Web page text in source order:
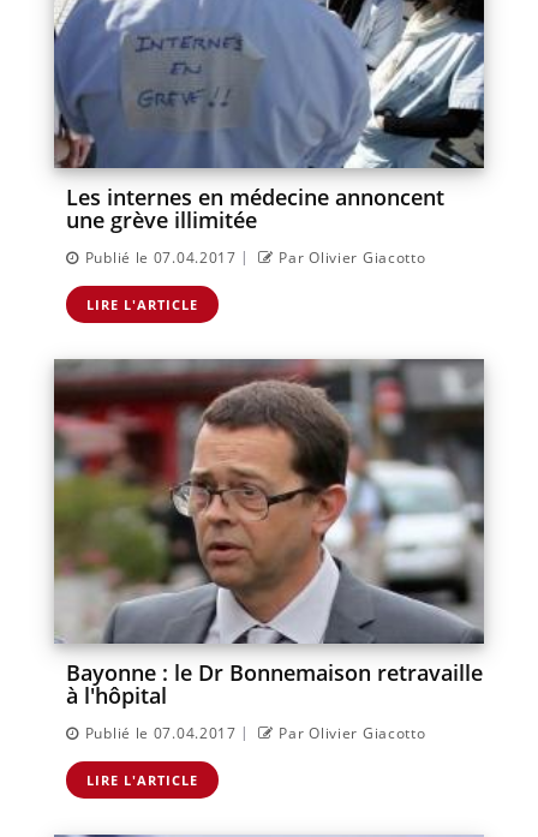
Les internes en médecine annoncent
une grève illimitée
Publié le 07.04.2017 | Par Olivier Giacotto
LIRE L'ARTICLE
Bayonne : le Dr Bonnemaison retravaille
à l'hôpital
Publié le 07.04.2017 | Par Olivier Giacotto
LIRE L'ARTICLE